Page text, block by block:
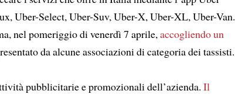
Uber-Select, Uber-Suv, Uber-X, Uber-XL, Uber-Van.
nel pomeriggio di venerdì 7 aprile, accogliendo un
da alcune associazioni di categoria dei tassisti.
pubblicitarie e promozionali dell’azienda. Il